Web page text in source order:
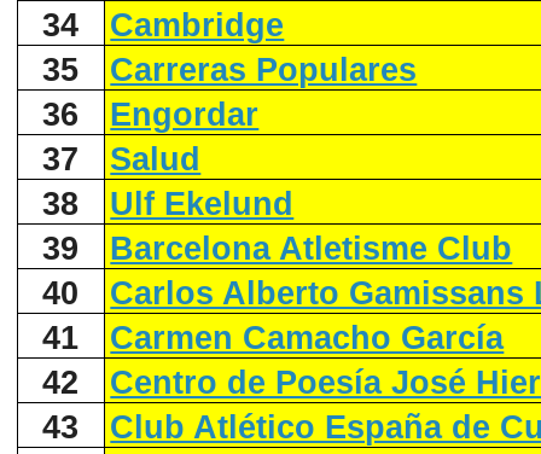
34
Cambridge
35
Carreras Populares
36
Engordar
37
Salud
38
Ulf Ekelund
39
Barcelona Atletisme Club
40
Carlos Alberto Gamissans
41
Carmen Camacho García
42
Centro de Poesía José
43
Club Atlético España de